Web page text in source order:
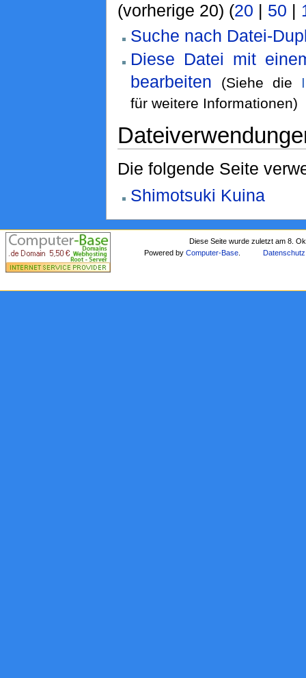
(vorherige 20) (20 | 50 |
Suche nach Datei-
Diese Datei mit
bearbeiten
(Siehe die
für weitere Informationen)
Die folgende Seite
Shimotsuki Kuina
Diese Seite wurde zuletzt am 8.
Powered byComputer-Base Datenschutz